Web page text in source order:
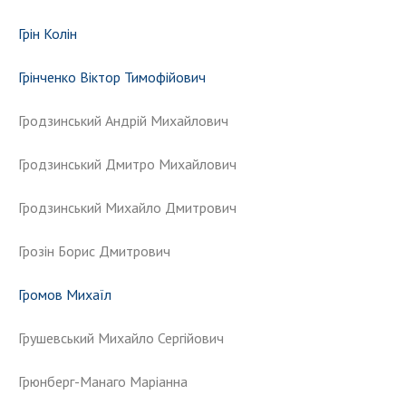
Грін Колін
Грінченко Віктор Тимофійович
Гродзинський Андрій Михайлович
Гродзинський Дмитро Михайлович
Гродзинський Михайло Дмитрович
Грозін Борис Дмитрович
Громов Михаїл
Грушевський Михайло Сергійович
Грюнберг-Манаго Маріанна